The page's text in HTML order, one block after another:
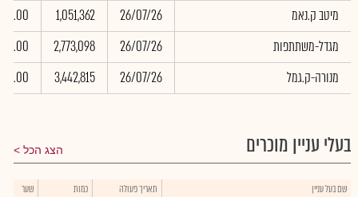
מיטב ק.נאמ
26/07/26
1,051,362
0.00
מגדל-משתתפות
26/07/26
2,773,098
0.00
מנורה-ק.גמל
26/07/26
3,442,815
0.00
בעלי עניין מוכרים הצג הכל
שם בעל עניין תאריך פעולה כמות שער